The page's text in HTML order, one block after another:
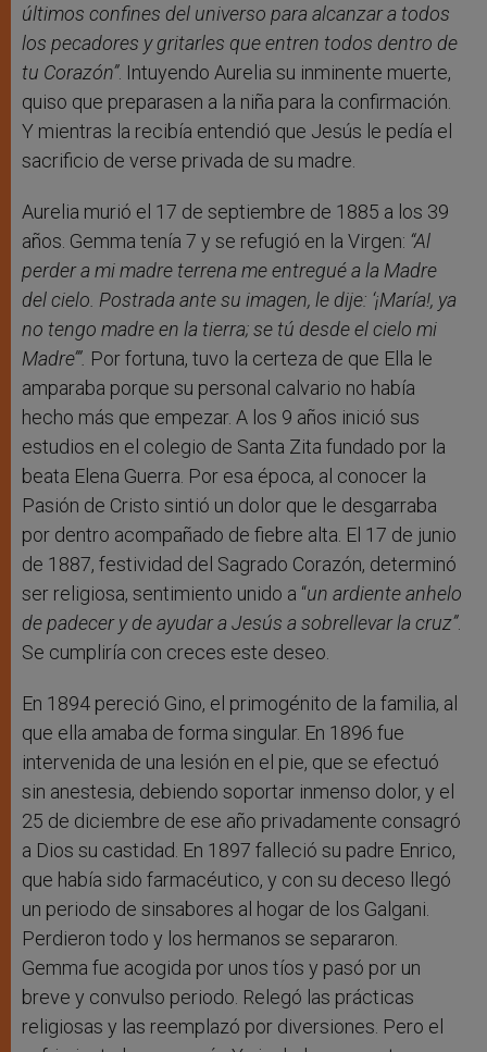
últimos confines del universo para alcanzar a todos
los pecadores y gritarles que entren todos dentro de
tu Corazón”. Intuyendo Aurelia su inminente muerte,
quiso que preparasen a la niña para la confirmación.
Y mientras la recibía entendió que Jesús le pedía el
sacrificio de verse privada de su madre.
Aurelia murió el 17 de septiembre de 1885 a los 39
años. Gemma tenía 7 y se refugió en la Virgen: “Al
perder a mi madre terrena me entregué a la Madre
del cielo. Postrada ante su imagen, le dije: ‘¡María!, ya
no tengo madre en la tierra; se tú desde el cielo mi
Madre’”. Por fortuna, tuvo la certeza de que Ella le
amparaba porque su personal calvario no había
hecho más que empezar. A los 9 años inició sus
estudios en el colegio de Santa Zita fundado por la
beata Elena Guerra. Por esa época, al conocer la
Pasión de Cristo sintió un dolor que le desgarraba
por dentro acompañado de fiebre alta. El 17 de junio
de 1887, festividad del Sagrado Corazón, determinó
ser religiosa, sentimiento unido a “un ardiente anhelo
de padecer y de ayudar a Jesús a sobrellevar la cruz”.
Se cumpliría con creces este deseo.
En 1894 pereció Gino, el primogénito de la familia, al
que ella amaba de forma singular. En 1896 fue
intervenida de una lesión en el pie, que se efectuó
sin anestesia, debiendo soportar inmenso dolor, y el
25 de diciembre de ese año privadamente consagró
a Dios su castidad. En 1897 falleció su padre Enrico,
que había sido farmacéutico, y con su deceso llegó
un periodo de sinsabores al hogar de los Galgani.
Perdieron todo y los hermanos se separaron.
Gemma fue acogida por unos tíos y pasó por un
breve y convulso periodo. Relegó las prácticas
religiosas y las reemplazó por diversiones. Pero el